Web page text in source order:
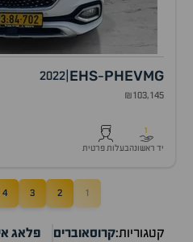
MG
EHS-PHEV
2022
₪103,145
1
יד ראשונהבעלות פרטית
1
2
3
4
קטגוריות:קרוסאוברים פלאג